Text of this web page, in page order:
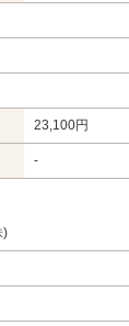
23,100円
-
)